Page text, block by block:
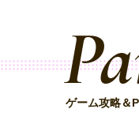
ゲーム攻略＆